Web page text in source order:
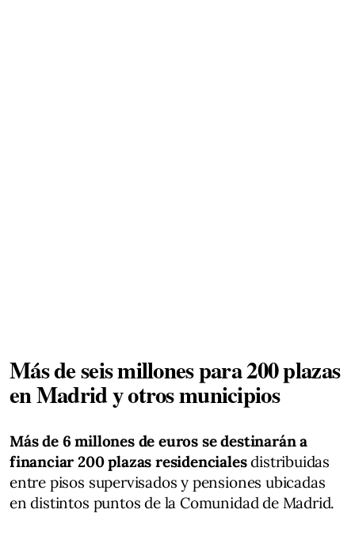
Más de seis millones para 200 plazas
en Madrid y otros municipios
Más de 6 millones de euros se destinarán a
financiar 200 plazas residencialesdistribuidas
entre pisos supervisados y pensiones ubicadas
en distintos puntos de la Comunidad de Madrid.